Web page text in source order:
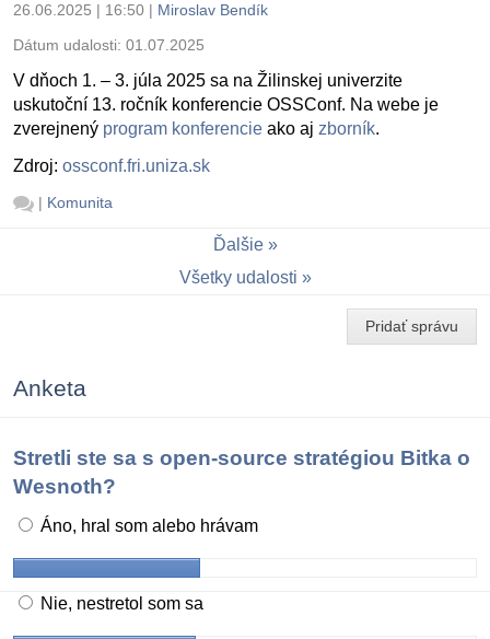
26.06.2025 | 16:50 | Miroslav Bendík
Dátum udalosti: 01.07.2025
V dňoch 1. – 3. júla 2025 sa na Žilinskej univerzite
uskutoční 13. ročník konferencie OSSConf. Na webe je
zverejnený program konferencie ako aj zborník.
Zdroj: ossconf.fri.uniza.sk
| Komunita
Ďalšie
Všetky udalosti
Pridať správu
Anketa
Stretli ste sa s open-source stratégiou Bitka o
Wesnoth?
Áno, hral som alebo hrávam
Nie, nestretol som sa